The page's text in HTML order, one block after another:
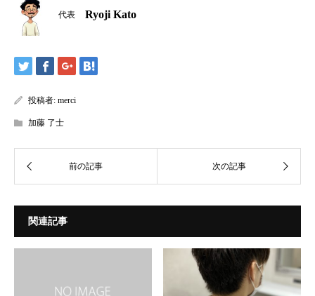
代表 Ryoji Kato
投稿者: merci
加藤 了士
関連記事